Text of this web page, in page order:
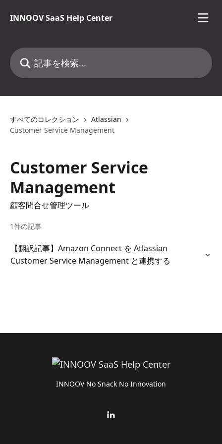
INNOOV SaaS Help Center
記事を検索...
すべてのコレクション
Atlassian
Customer Service Management
Customer Service
Management
顧客問合せ管理ツール
1件の記事
【翻訳記事】Amazon Connect を Atlassian
Customer Service Management と連携する
INNOOV No Snack No Innovation